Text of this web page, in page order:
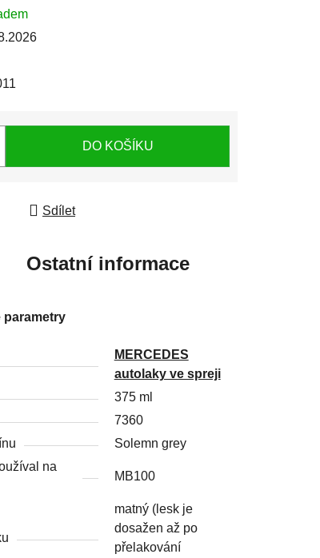
DO KOŠÍKU
Sdílet
Ostatní informace
parametry
MERCEDES
autolaky ve spreji
375 ml
7360
Solemn grey
na
MB100
matný (lesk je
dosažen až po
přelakování